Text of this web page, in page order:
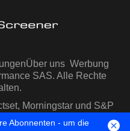
Über uns Werbung
SAS. Alle Rechte
Morningstar und S&P
gestellt
Abonnenten - um die